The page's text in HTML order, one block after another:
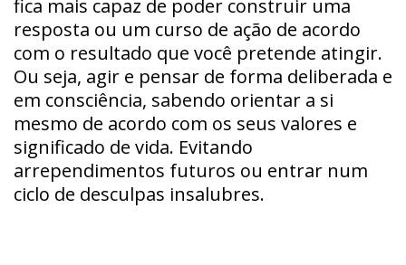
fica mais capaz de poder construir uma
resposta ou um curso de ação de acordo
com o resultado que você pretende atingir.
Ou seja, agir e pensar de forma deliberada e
em consciência, sabendo orientar a si
mesmo de acordo com os seus valores e
significado de vida. Evitando
arrependimentos futuros ou entrar num
ciclo de desculpas insalubres.